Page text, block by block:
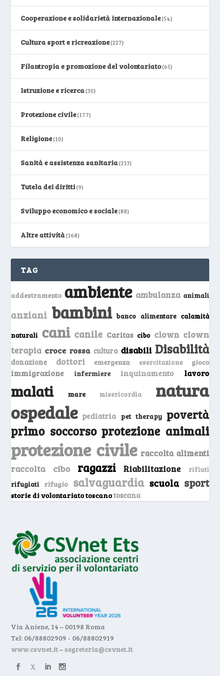
Cooperazione e solidarietà internazionale(54)
Cultura sport e ricreazione(227)
Filantropia e promozione del volontariato(65)
Istruzione e ricerca(30)
Protezione civile(177)
Religione(10)
Sanità e assistenza sanitaria(213)
Tutela dei diritti(9)
Sviluppo economico e sociale(88)
Altre attività(168)
TAG
addestramento ambiente ambulanza animali
anziani bambini banco alimentare calamità
naturali cani canile Caritas cibo clown clown
terapia croce rossa cultura disabili Disabilità
donazione dottori emergenza esercitazione gioco
immigrazione infermiere inquinamento lavoro
malati mare misericordia natura
ospedale pediatria pet therapy povertà
primo soccorso protezione animali
protezione civile raccolta alimenti
raccolta cibo ragazzi Riabilitazione
rifiuti
rifugiati
rifugio salvaguardia scuola sport
storie di volontariato toscanotoscana
Via Aniene, 14 – 00198 Roma
Tel: 06/88802909 - 06/88802919
www.csvnet.it– segreteria@csvnet.it